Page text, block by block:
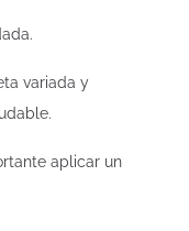
variada y
aplicar un